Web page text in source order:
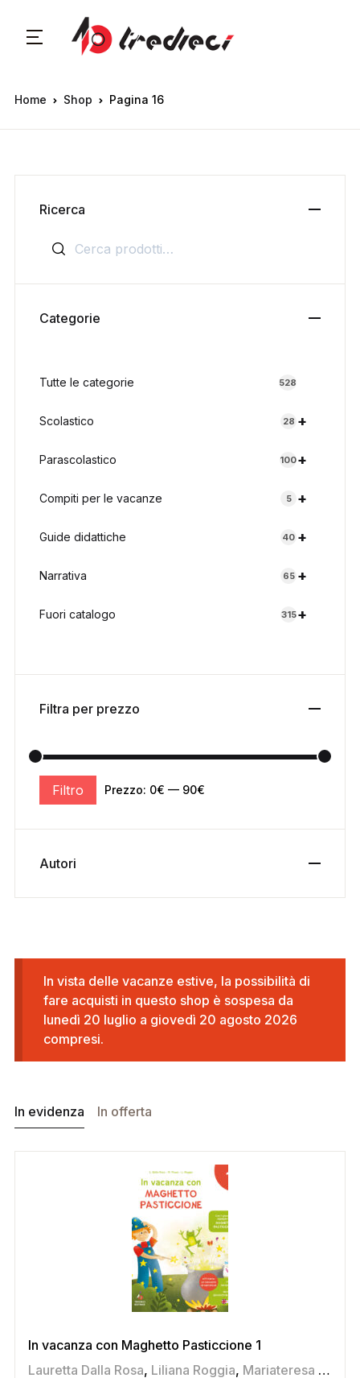
Home Shop Pagina 16
In vista delle vacanze estive, la possibilità di
fare acquisti in questo shop è sospesa da
lunedì 20 luglio a giovedì 20 agosto 2026
compresi.
In evidenza In offerta
In vacanza con Maghetto Pasticcione 1
Lauretta Dalla Rosa, Liliana Roggia, Mariateresa Pozza
Ricerca
Cerca:
Categorie
Tutte le categorie 528
+
Scolastico 28
+
Parascolastico 100
+
Compiti per le vacanze 5
+
Guide didattiche 40
+
Narrativa 65
+
Fuori catalogo 315
Filtra per prezzo
Filtro Prezzo: 0€ — 90€
Autori